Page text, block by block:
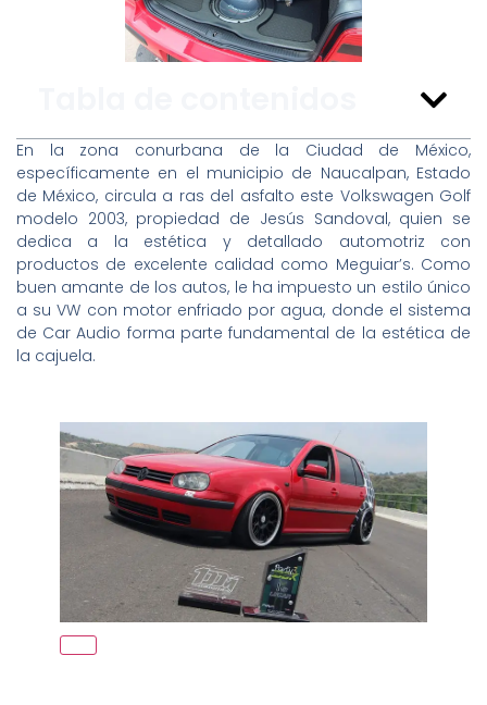
En la zona conurbana de la Ciudad de México,
específicamente en el municipio de Naucalpan, Estado
de México, circula a ras del asfalto este Volkswagen Golf
modelo 2003, propiedad de Jesús Sandoval, quien se
dedica a la estética y detallado automotriz con
productos de excelente calidad como Meguiar’s. Como
buen amante de los autos, le ha impuesto un estilo único
a su VW con motor enfriado por agua, donde el sistema
de Car Audio forma parte fundamental de la estética de
la cajuela.